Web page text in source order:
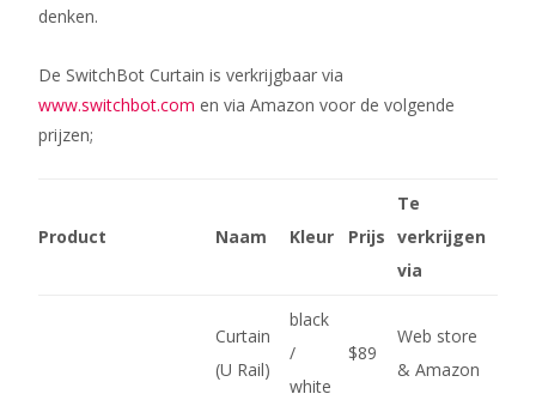
denken.
De SwitchBot Curtain is verkrijgbaar via
www.switchbot.com en via Amazon voor de volgende
prijzen;
Product Naam Kleur Prijs
Te
verkrijgen
via
Curtain
(U Rail)
black
/
white
$89
Web store
& Amazon